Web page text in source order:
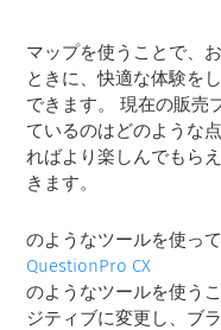
マップを使うことで、
ときに、快適な体験を
できます。 現在の販売
ているのはどのような
ればより楽しんでもら
きます。
のようなツールを使って
QuestionPro CX
のようなツールを使う
ジティブに変更し、ブ